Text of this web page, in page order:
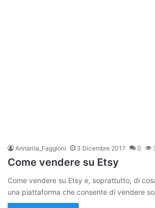
Annarita_Faggioni 3 Dicembre 2017 0
Come vendere su Etsy
Come vendere su Etsy e, soprattutto, di
una piattaforma che consente di vendere